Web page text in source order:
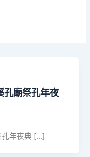
孔廟祭孔年夜
孔年夜典 […]